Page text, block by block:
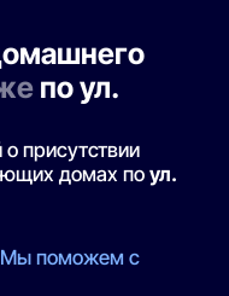
по ул.
присутствии
домах поул.
Мы поможем с